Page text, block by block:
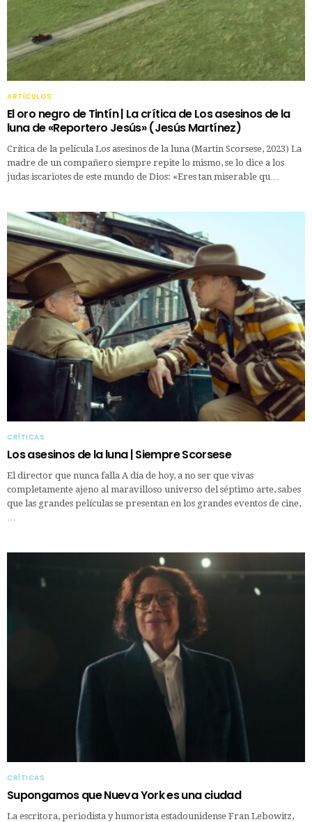
ARTÍCULOS
El oro negro de Tintín | La crítica de Los asesinos de la
luna de «Reportero Jesús» (Jesús Martínez)
Crítica de la película Los asesinos de la luna (Martin Scorsese, 2023) La
madre de un compañero siempre repite lo mismo, se lo dice a los
judas iscariotes de este mundo de Dios: «Eres tan miserable qu…
CRÍTICAS
Los asesinos de la luna | Siempre Scorsese
El director que nunca falla A día de hoy, a no ser que vivas
completamente ajeno al maravilloso universo del séptimo arte, sabes
que las grandes películas se presentan en los grandes eventos de cine,
…
CRÍTICAS
Supongamos que Nueva York es una ciudad
La escritora, periodista y humorista estadounidense Fran Lebowitz,